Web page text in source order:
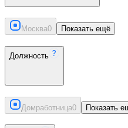
Москва0 Показать ещё
Должность
Домработница0 Показать